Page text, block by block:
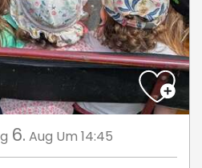
6. Aug Um 14:45